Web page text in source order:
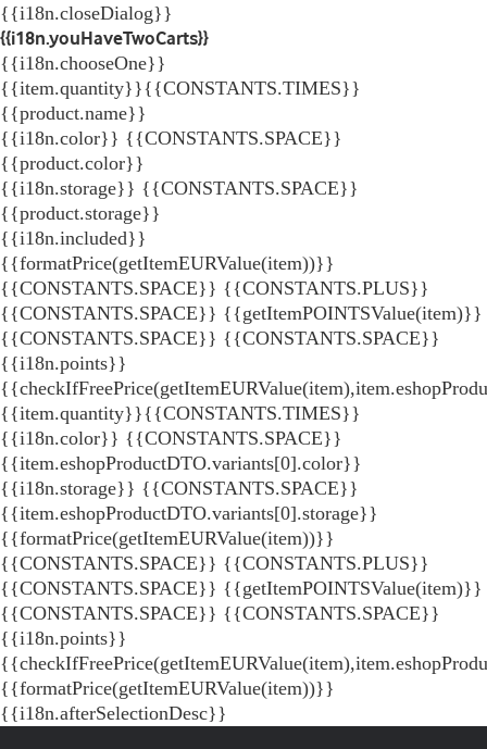
{{i18n.closeDialog}}
{{i18n.youHaveTwoCarts}}
{{i18n.chooseOne}}
{{item.quantity}}{{CONSTANTS.TIMES}}
{{product.name}}
{{i18n.color}} {{CONSTANTS.SPACE}}
{{product.color}}
{{i18n.storage}} {{CONSTANTS.SPACE}}
{{product.storage}}
{{i18n.included}}
{{formatPrice(getItemEURValue(item))}}
{{CONSTANTS.SPACE}} {{CONSTANTS.PLUS}}
{{CONSTANTS.SPACE}} {{getItemPOINTSValue(item)}}
{{CONSTANTS.SPACE}} {{CONSTANTS.SPACE}}
{{i18n.points}}
{{item.quantity}}{{CONSTANTS.TIMES}}
{{i18n.color}} {{CONSTANTS.SPACE}}
{{item.eshopProductDTO.variants[0].color}}
{{i18n.storage}} {{CONSTANTS.SPACE}}
{{item.eshopProductDTO.variants[0].storage}}
{{formatPrice(getItemEURValue(item))}}
{{CONSTANTS.SPACE}} {{CONSTANTS.PLUS}}
{{CONSTANTS.SPACE}} {{getItemPOINTSValue(item)}}
{{CONSTANTS.SPACE}} {{CONSTANTS.SPACE}}
{{i18n.points}}
{{formatPrice(getItemEURValue(item))}}
{{i18n.afterSelectionDesc}}